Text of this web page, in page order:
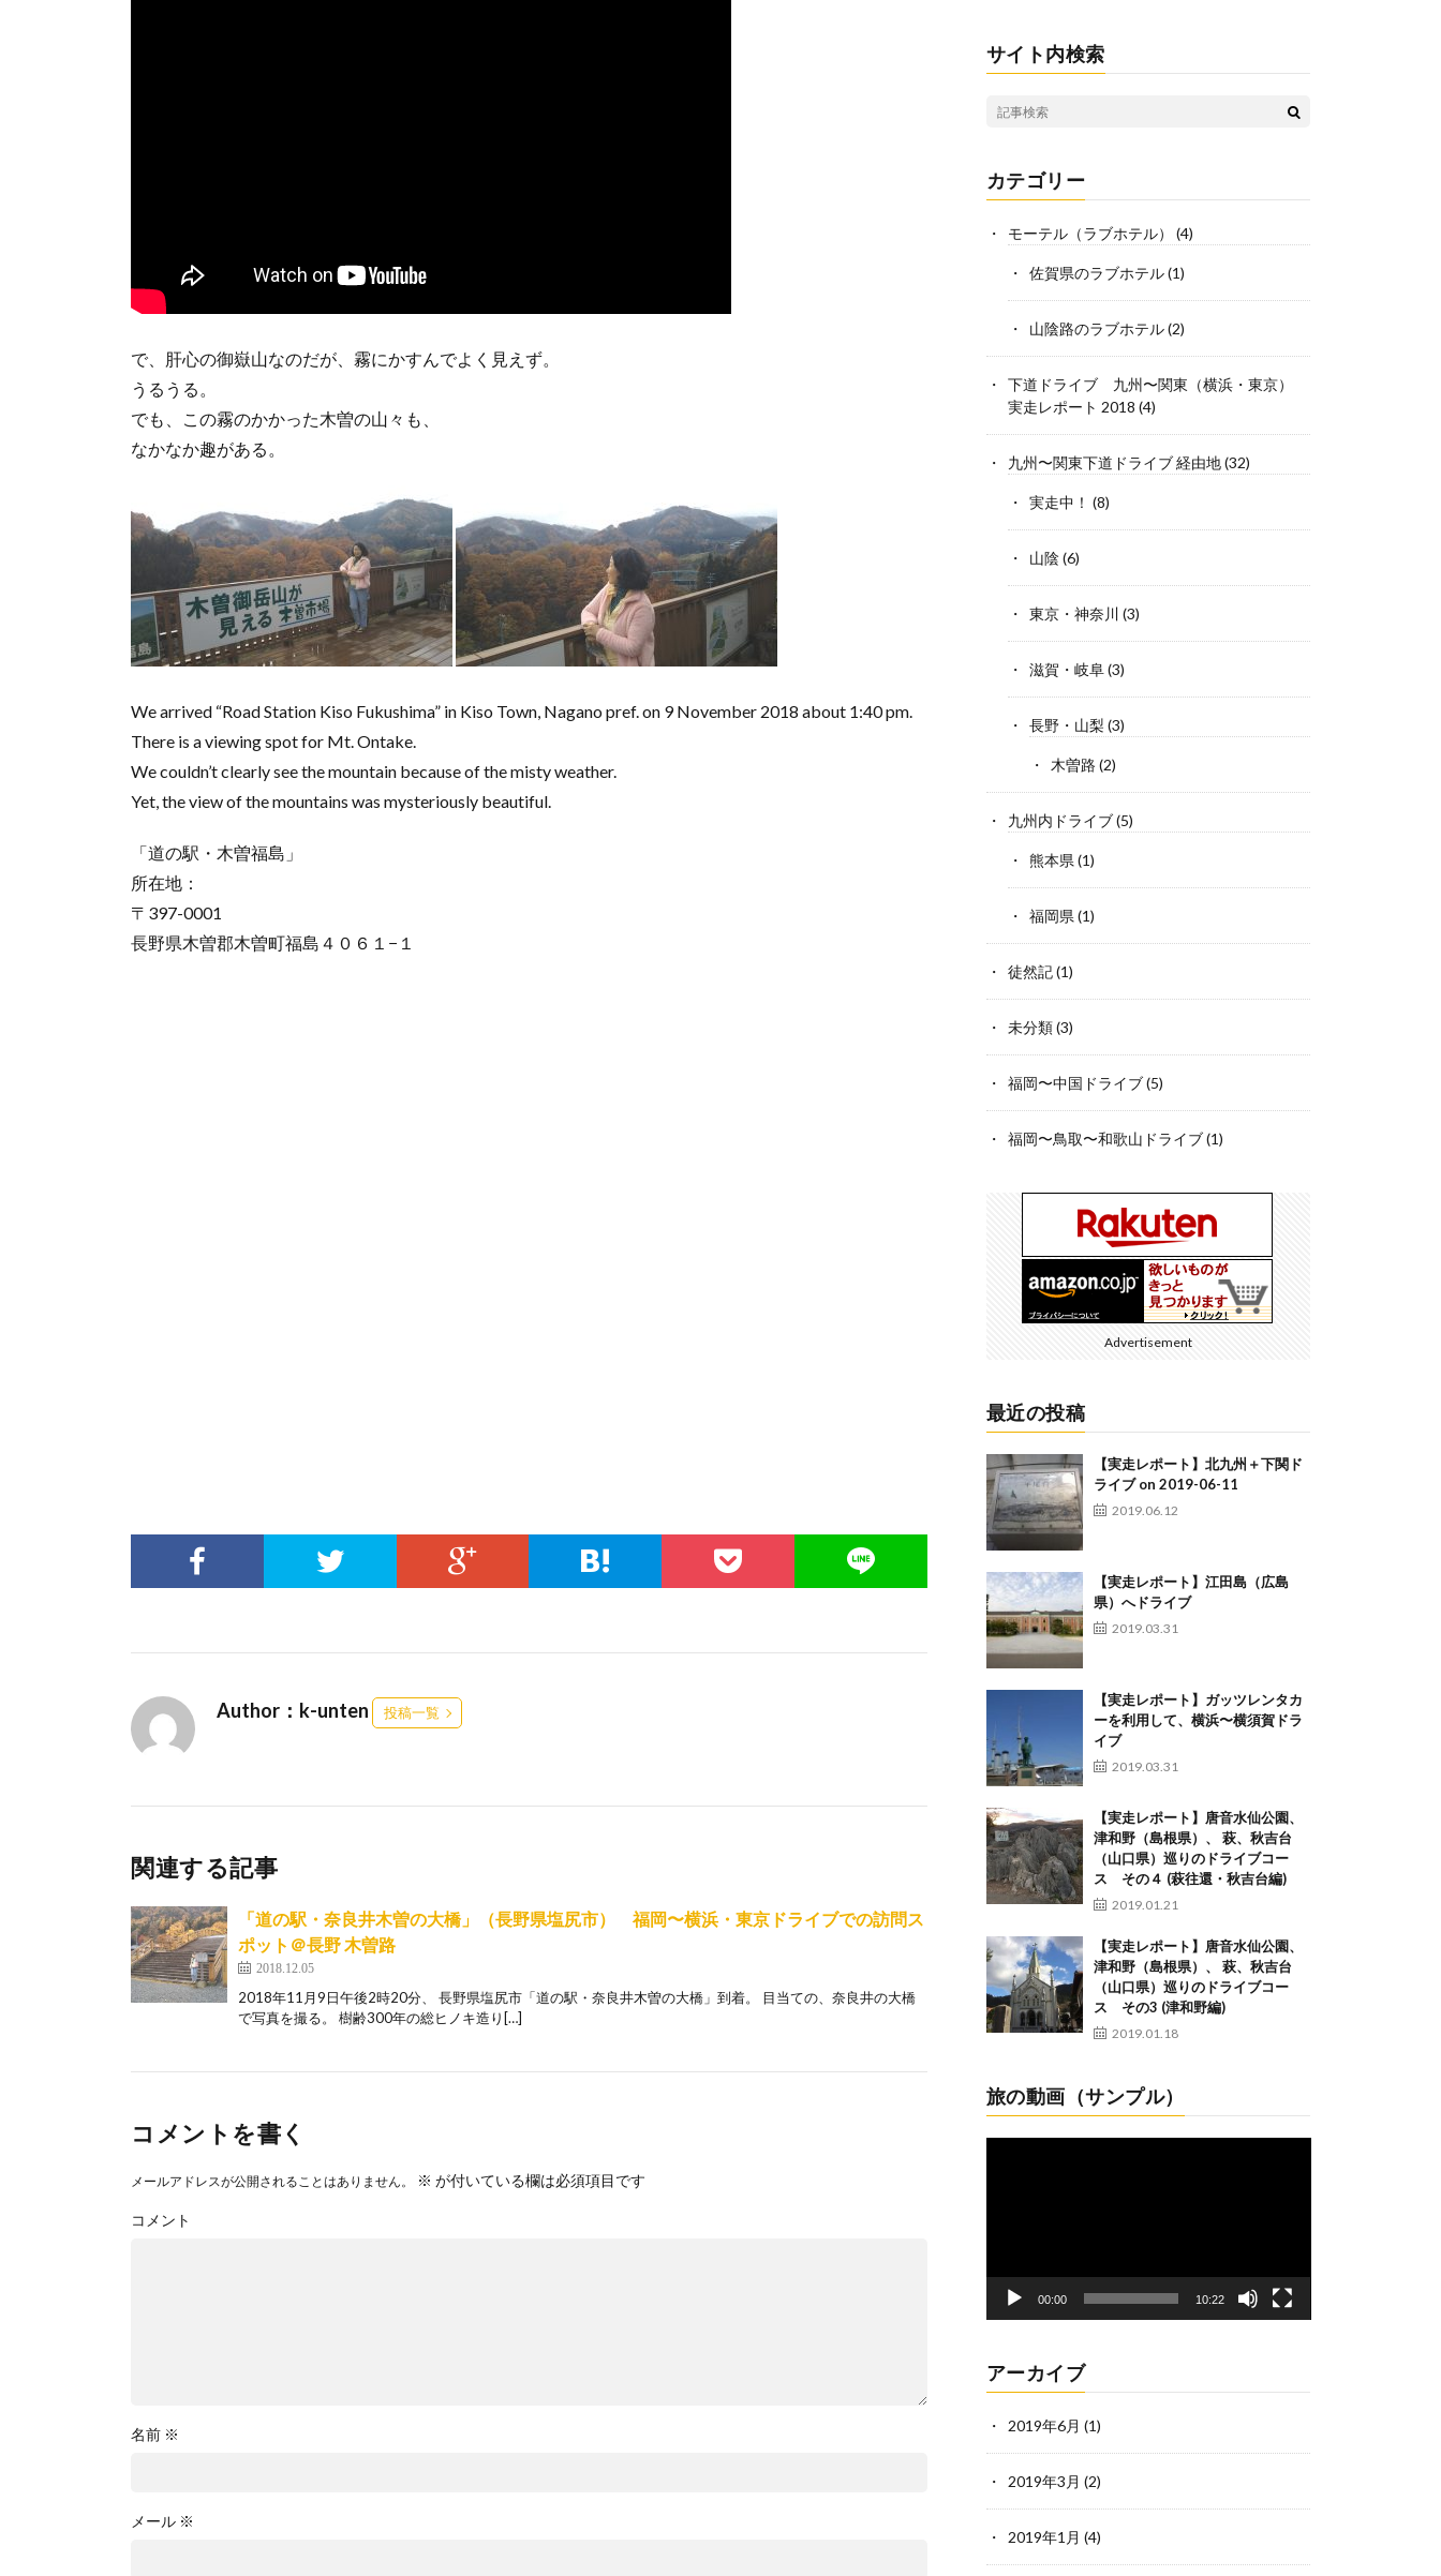
で、肝心の御嶽山なのだが、霧にかすんでよく見えず。
うるうる。
でも、この霧のかかった木曽の山々も、
なかなか趣がある。
We arrived “Road Station Kiso Fukushima” in Kiso Town, Nagano pref. on 9 November 2018 about 1:40 pm.
There is a viewing spot for Mt. Ontake.
We couldn’t clearly see the mountain because of the misty weather.
Yet, the view of the mountains was mysteriously beautiful.
「道の駅・木曽福島」
所在地：
〒397-0001
長野県木曽郡木曽町福島４０６１−１
Author：k-unten 投稿一覧
関連する記事
「道の駅・奈良井木曽の大橋」（長野県塩尻市） 福岡〜横浜・東京ドライブでの訪問ス
ポット＠長野 木曽路
2018.12.05
2018年11月9日午後2時20分、 長野県塩尻市「道の駅・奈良井木曽の大橋」到着。 目当ての、奈良井の大橋
で写真を撮る。 樹齢300年の総ヒノキ造り[…]
コメントを書く
メールアドレスが公開されることはありません。 ※ が付いている欄は必須項目です
コメント
名前 ※
メール ※
サイト内検索
カテゴリー
モーテル（ラブホテル） (4)
佐賀県のラブホテル(1)
山陰路のラブホテル(2)
下道ドライブ 九州〜関東（横浜・東京）
実走レポート 2018 (4)
九州〜関東下道ドライブ 経由地(32)
実走中！ (8)
山陰 (6)
東京・神奈川 (3)
滋賀・岐阜(3)
長野・山梨 (3)
木曽路 (2)
九州内ドライブ(5)
熊本県 (1)
福岡県 (1)
徒然記(1)
未分類(3)
福岡〜中国ドライブ(5)
福岡〜鳥取〜和歌山ドライブ(1)
Advertisement
最近の投稿
【実走レポート】北九州＋下関ド
ライブ on 2019-06-11
2019.06.12
【実走レポート】江田島（広島
県）へドライブ
2019.03.31
【実走レポート】ガッツレンタカ
ーを利用して、横浜〜横須賀ドラ
イブ
2019.03.31
【実走レポート】唐音水仙公園、
津和野（島根県）、 萩、秋吉台
（山口県）巡りのドライブコー
ス その４ (萩往還・秋吉台編)
2019.01.21
【実走レポート】唐音水仙公園、
津和野（島根県）、 萩、秋吉台
（山口県）巡りのドライブコー
ス その3 (津和野編)
2019.01.18
旅の動画（サンプル）
動
00:00 10:22
アーカイブ
2019年6月 (1)
2019年3月 (2)
2019年1月 (4)